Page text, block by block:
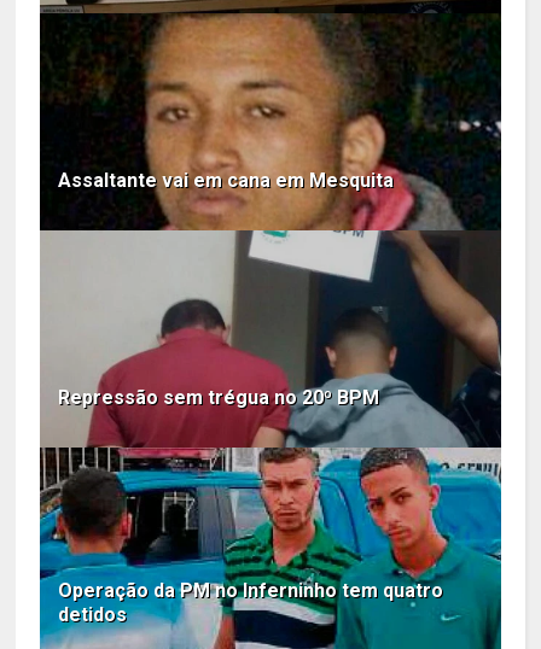
Assaltante vai em cana em Mesquita
Repressão sem trégua no 20º BPM
Operação da PM no Inferninho tem quatro
detidos